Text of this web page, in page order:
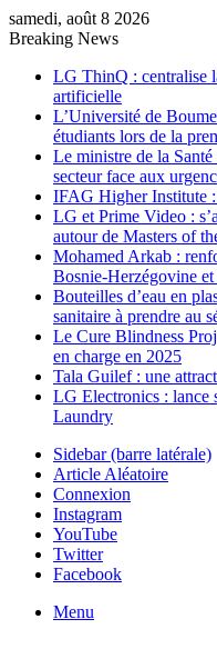
samedi, août 8 2026
Breaking News
LG ThinQ : centralise
artificielle
L’Université de
étudiants lors de la
Le ministre de la
secteur face aux
IFAG Higher Institute
LG et Prime Video :
autour de Masters of
Mohamed Arkab :
Bosnie-Herzégovine et
Bouteilles d’eau en
sanitaire à prendre au
Le Cure Blindness
en charge en 2025
Tala Guilef : une
LG Electronics : lance
Laundry
Sidebar (barre latérale)
Article Aléatoire
Connexion
Instagram
YouTube
Twitter
Facebook
Menu